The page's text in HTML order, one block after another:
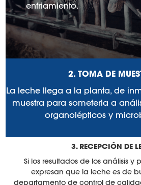
enfriamiento.
2. TOMA DE
La leche llega a la planta, de
muestra para someterla a
organolépticos y
3. RECEPCIÓN DE
Si los resultados de los análisis y
expresan que la leche es de
departamento de control de